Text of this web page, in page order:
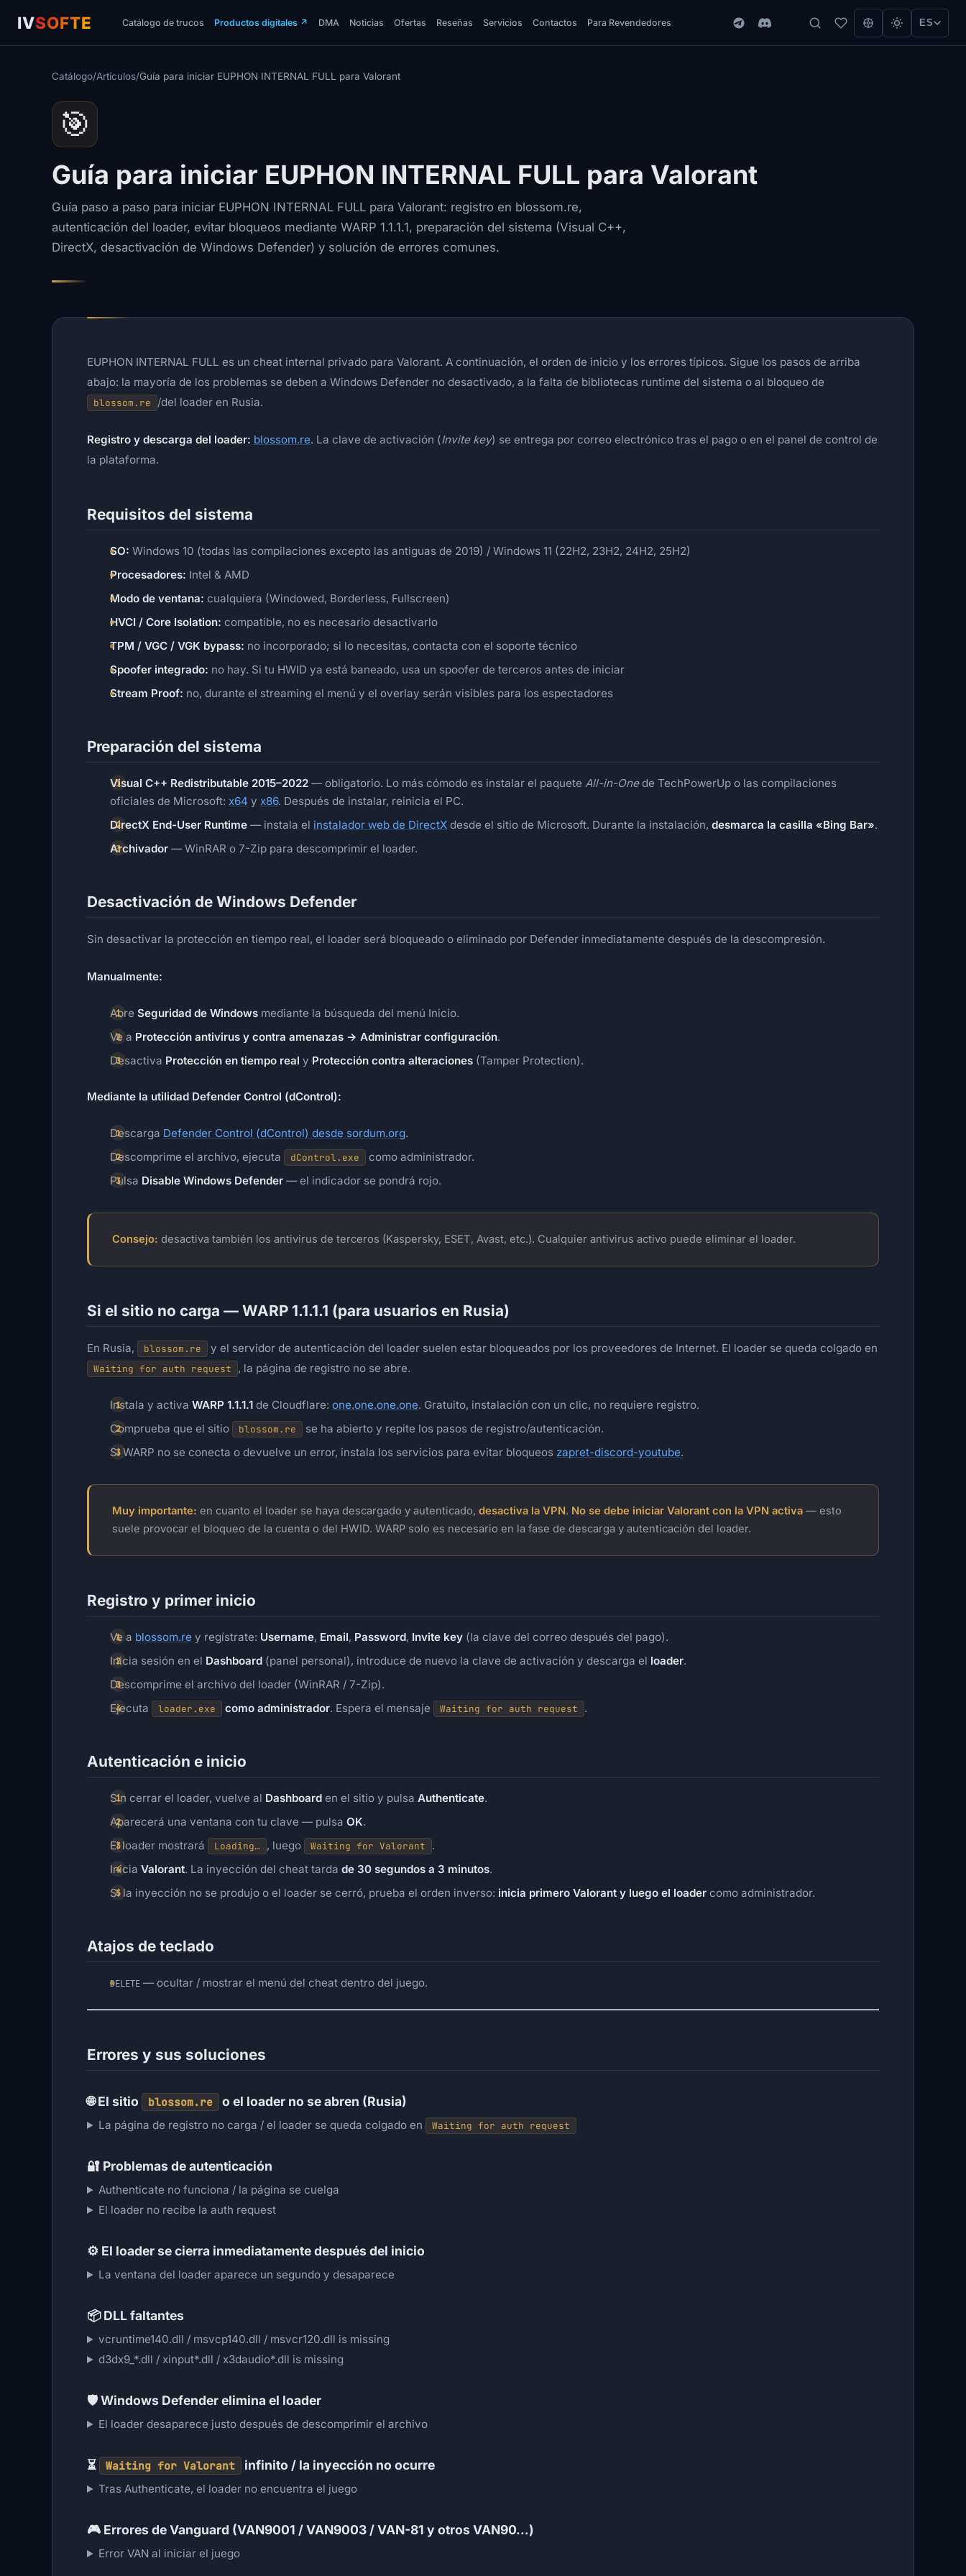
IVSOFTE Catálogo de trucos Productos digitales↗ DMA Noticias Ofertas Reseñas Servicios Contactos Para Revendedores ES
Catálogo/Artículos/Guía para iniciar EUPHON INTERNAL FULL para Valorant
🎯
Guía para iniciar EUPHON INTERNAL FULL para Valorant
Guía paso a paso para iniciar EUPHON INTERNAL FULL para Valorant: registro en blossom.re,
autenticación del loader, evitar bloqueos mediante WARP 1.1.1.1, preparación del sistema (Visual C++,
DirectX, desactivación de Windows Defender) y solución de errores comunes.
EUPHON INTERNAL FULL es un cheat internal privado para Valorant. A continuación, el orden de inicio y los errores típicos. Sigue los pasos de arriba
abajo: la mayoría de los problemas se deben a Windows Defender no desactivado, a la falta de bibliotecas runtime del sistema o al bloqueo de
blossom.re /del loader en Rusia.
Registro y descarga del loader: blossom.re. La clave de activación (Invite key) se entrega por correo electrónico tras el pago o en el panel de control de
la plataforma.
Requisitos del sistema
SO: Windows 10 (todas las compilaciones excepto las antiguas de 2019) / Windows 11 (22H2, 23H2, 24H2, 25H2)
Procesadores: Intel & AMD
Modo de ventana: cualquiera (Windowed, Borderless, Fullscreen)
HVCI / Core Isolation: compatible, no es necesario desactivarlo
TPM / VGC / VGK bypass: no incorporado; si lo necesitas, contacta con el soporte técnico
Spoofer integrado: no hay. Si tu HWID ya está baneado, usa un spoofer de terceros antes de iniciar
Stream Proof: no, durante el streaming el menú y el overlay serán visibles para los espectadores
Preparación del sistema
Visual C++ Redistributable 2015–2022 — obligatorio. Lo más cómodo es instalar el paquete All-in-Onede TechPowerUp o las compilaciones
oficiales de Microsoft: x64 y x86. Después de instalar, reinicia el PC.
DirectX End-User Runtime — instala el instalador web de DirectX desde el sitio de Microsoft. Durante la instalación, desmarca la casilla «Bing Bar».
Archivador — WinRAR o 7-Zip para descomprimir el loader.
Desactivación de Windows Defender
Sin desactivar la protección en tiempo real, el loader será bloqueado o eliminado por Defender inmediatamente después de la descompresión.
Manualmente:
Abre Seguridad de Windows mediante la búsqueda del menú Inicio.
Ve a Protección antivirus y contra amenazas → Administrar configuración.
Desactiva Protección en tiempo real y Protección contra alteraciones (Tamper Protection).
Mediante la utilidad Defender Control (dControl):
Descarga Defender Control (dControl) desde sordum.org.
Descomprime el archivo, ejecuta
dControl.exe
como administrador.
Pulsa Disable Windows Defender — el indicador se pondrá rojo.
Consejo: desactiva también los antivirus de terceros (Kaspersky, ESET, Avast, etc.). Cualquier antivirus activo puede eliminar el loader.
Si el sitio no carga — WARP 1.1.1.1 (para usuarios en Rusia)
En Rusia, blossom.re y el servidor de autenticación del loader suelen estar bloqueados por los proveedores de Internet. El loader se queda colgado en
Waiting for auth request , la página de registro no se abre.
Instala y activa WARP 1.1.1.1 de Cloudflare: one.one.one.one. Gratuito, instalación con un clic, no requiere registro.
Comprueba que el sitio
blossom.re
se ha abierto y repite los pasos de registro/autenticación.
Si WARP no se conecta o devuelve un error, instala los servicios para evitar bloqueos zapret-discord-youtube.
Muy importante: en cuanto el loader se haya descargado y autenticado, desactiva la VPN. No se debe iniciar Valorant con la VPN activa — esto
suele provocar el bloqueo de la cuenta o del HWID. WARP solo es necesario en la fase de descarga y autenticación del loader.
Registro y primer inicio
Ve a blossom.re y regístrate: Username, Email, Password, Invite key (la clave del correo después del pago).
Inicia sesión en el Dashboard (panel personal), introduce de nuevo la clave de activación y descarga el loader.
Descomprime el archivo del loader (WinRAR / 7-Zip).
Ejecuta
loader.exe como administrador. Espera el mensaje Waiting for auth request .
Autenticación e inicio
Sin cerrar el loader, vuelve al Dashboard en el sitio y pulsa Authenticate.
Aparecerá una ventana con tu clave — pulsa OK.
El loader mostrará
Loading… , luego Waiting for Valorant
.
Inicia Valorant. La inyección del cheat tarda de 30 segundos a 3 minutos.
Si la inyección no se produjo o el loader se cerró, prueba el orden inverso: inicia primero Valorant y luego el loader como administrador.
Atajos de teclado
DELETE — ocultar / mostrar el menú del cheat dentro del juego.
Errores y sus soluciones
🌐El sitio blossom.re o el loader no se abren (Rusia)
La página de registro no carga / el loader se queda colgado en Waiting for auth request
🔐 Problemas de autenticación
Authenticate no funciona / la página se cuelga
El loader no recibe la auth request
⚙️ El loader se cierra inmediatamente después del inicio
La ventana del loader aparece un segundo y desaparece
📦DLL faltantes
vcruntime140.dll / msvcp140.dll / msvcr120.dll is missing
d3dx9_*.dll / xinput*.dll / x3daudio*.dll is missing
🛡️Windows Defender elimina el loader
El loader desaparece justo después de descomprimir el archivo
⏳ Waiting for Valorant infinito / la inyección no ocurre
Tras Authenticate, el loader no encuentra el juego
🎮 Errores de Vanguard (VAN9001 / VAN9003 / VAN-81 y otros VAN90…)
Error VAN al iniciar el juego